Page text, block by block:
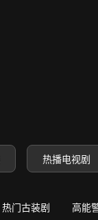
热播电视剧
热门古装剧 高能